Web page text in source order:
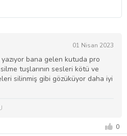
01 Nisan 2023
bana gelen kutuda pro
tuşlarının sesleri kötü ve
silinmiş gibi gözüküyor daha iyi
0